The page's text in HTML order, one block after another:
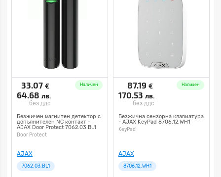
33.07 €
64.68 лв.
без ддс
Наличен
Безжичен магнитен детектор с
допълнителен NC контакт -
AJAX Door Protect 7062.03.BL1
Door Protect
AJAX
7062.03.BL1
87.19 €
170.53 лв.
без ддс
Наличен
Безжична сензорна клавиатура
- AJAX KeyPad 8706.12.WH1
KeyPad
AJAX
8706.12.WH1